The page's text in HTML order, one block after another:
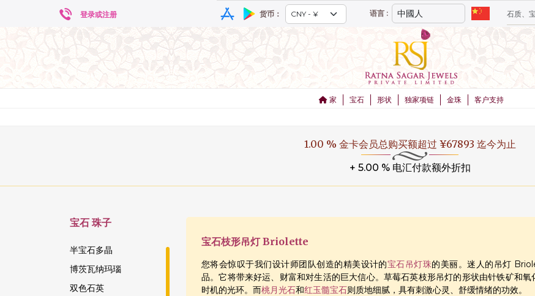
登录或注册 货币： 语言 :
家 宝石 形状 独家项链 金珠 客户支持
1.00 % 金卡会员总购买额超过 ¥67893 迄今为止
+ 5.00 % 电汇付款额外折扣
宝石 珠子
半宝石多晶
博茨瓦纳玛瑙
双色石英
宝石枝形吊灯 Briolette
您将会惊叹于我们设计师团队创造的精美设计的宝石吊灯珠的美丽。迷人的吊灯
品。它将带来好运、财富和对生活的巨大信心。草莓石英枝形吊灯的形状由针铁矿和
时机的光环。而桃月光石和红玉髓宝石则质地细腻，具有刺激心灵、舒缓情绪的功效。